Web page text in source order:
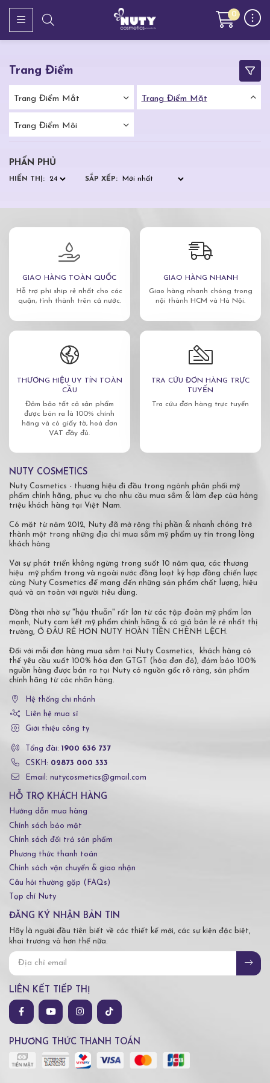
0
Trang Điểm
Trang Điểm Mắt Trang Điểm Mặt
Trang Điểm Môi
PHẤN PHỦ
HIỂN THỊ: SẮP XẾP:
GIAO HÀNG TOÀN QUỐC
Hỗ trợ phí ship rẻ nhất cho các
quận, tỉnh thành trên cả nước.
GIAO HÀNG NHANH
Giao hàng nhanh chóng trong
nội thành HCM và Hà Nội.
THƯƠNG HIỆU UY TÍN TOÀN
CẦU
Đảm bảo tất cả sản phẩm
được bán ra là 100% chính
hãng và có giấy tờ, hoá đơn
VAT đầy đủ.
TRA CỨU ĐƠN HÀNG TRỰC
TUYẾN
Tra cứu đơn hàng trực tuyến
NUTY COSMETICS
Nuty Cosmetics - thương hiệu đi đầu trong ngành phân phối mỹ
phẩm chính hãng, phục vụ cho nhu cầu mua sắm & làm đẹp của hàng
triệu khách hàng tại Việt Nam.
Có mặt từ năm 2012, Nuty đã mở rộng thị phần & nhanh chóng trở
thành một trong những địa chỉ mua sắm mỹ phẩm uy tín trong lòng
khách hàng
Với sự phát triển không ngừng trong suốt 10 năm qua, các thương
hiệu mỹ phẩm trong và ngoài nước đồng loạt ký hợp đồng chiến lược
cùng Nuty Cosmetics để mang đến những sản phẩm chất lượng, hiệu
quả và an toàn với người tiêu dùng.
Đồng thời nhờ sự "hậu thuẫn" rất lớn từ các tập đoàn mỹ phẩm lớn
mạnh, Nuty cam kết mỹ phẩm chính hãng & có giá bán lẻ rẻ nhất thị
trường, Ở ĐÂU RẺ HƠN NUTY HOÀN TIỀN CHÊNH LỆCH.
Đối với mỗi đơn hàng mua sắm tại Nuty Cosmetics, khách hàng có
thể yêu cầu xuất 100% hóa đơn GTGT (hóa đơn đỏ), đảm bảo 100%
nguồn hàng được bán ra tại Nuty có nguồn gốc rõ ràng, sản phẩm
chính hãng từ các nhãn hàng.
Hệ thống chi nhánh
Liên hệ mua sỉ
Giới thiệu công ty
Tổng đài: 1900 636 737
CSKH: 02873 000 333
Email: nutycosmetics@gmail.com
HỖ TRỢ KHÁCH HÀNG
Hướng dẫn mua hàng
Chính sách bảo mật
Chính sách đổi trả sản phẩm
Phương thức thanh toán
Chính sách vận chuyển & giao nhận
Câu hỏi thường gặp (FAQs)
Tạp chí Nuty
ĐĂNG KÝ NHẬN BẢN TIN
Hãy là người đầu tiên biết về các thiết kế mới, các sự kiện đặc biệt,
khai trương và hơn thế nữa.
LIÊN KẾT TIẾP THỊ
PHƯƠNG THỨC THANH TOÁN